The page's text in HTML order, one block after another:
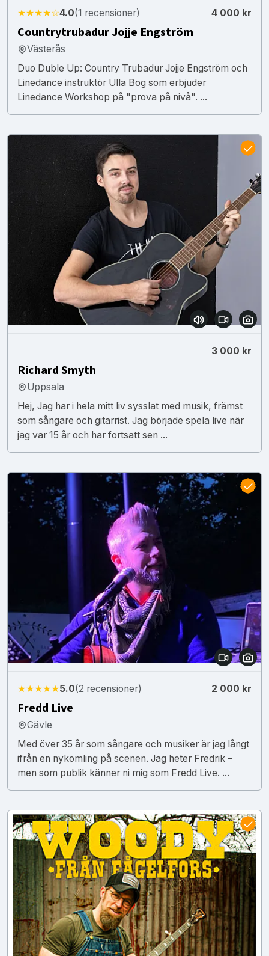
★★★★☆4.0(1 recensioner) 4 000 kr
Countrytrubadur Jojje Engström
Västerås
Duo Duble Up: Country Trubadur Jojje Engström och
Linedance instruktör Ulla Bog som erbjuder
Linedance Workshop på "prova på nivå". ...
3 000 kr
Richard Smyth
Uppsala
Hej, Jag har i hela mitt liv sysslat med musik, främst
som sångare och gitarrist. Jag började spela live när
jag var 15 år och har fortsatt sen ...
★★★★★5.0(2 recensioner) 2 000 kr
Fredd Live
Gävle
Med över 35 år som sångare och musiker är jag långt
ifrån en nykomling på scenen. Jag heter Fredrik –
men som publik känner ni mig som Fredd Live. ...